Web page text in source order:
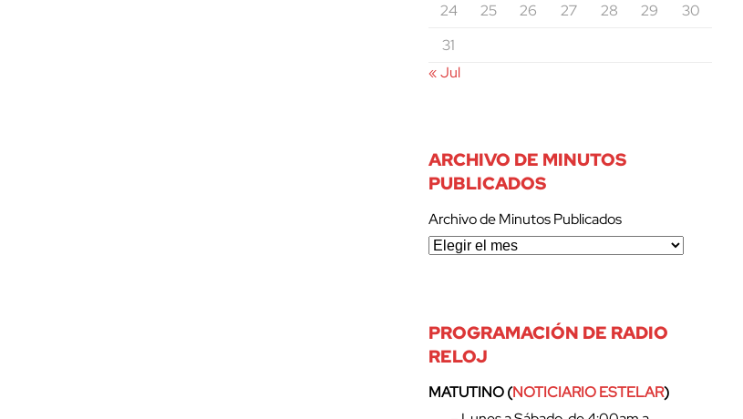
24
25 26 27 28 29
30
31
« Jul
ARCHIVO DE MINUTOS
PUBLICADOS
Archivo de Minutos Publicados
PROGRAMACIÓN DE RADIO
RELOJ
MATUTINO (NOTICIARIO ESTELAR)